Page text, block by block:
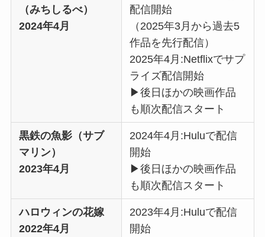
（みちしるべ）
2024年4月
配信開始
（2025年3月から過去5
作品を先行配信）
2025年4月:Netflixでサプ
ライズ配信開始
▶︎後日ほかの映画作品
も順次配信スタート
黒鉄の魚影（サブ
マリン）
2023年4月
2024年4月:Huluで配信
開始
▶︎後日ほかの映画作品
も順次配信スタート
ハロウィンの花嫁
2022年4月
2023年4月:Huluで配信
開始